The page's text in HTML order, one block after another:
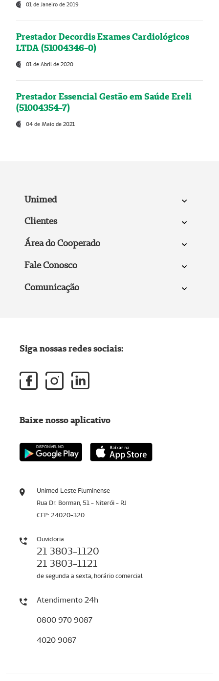
01 de Janeiro de 2019
Prestador Decordis Exames Cardiológicos
LTDA (51004346-0)
01 de Abril de 2020
Prestador Essencial Gestão em Saúde Ereli
(51004354-7)
04 de Maio de 2021
Unimed
Clientes
Área do Cooperado
Fale Conosco
Comunicação
Unimed Leste Fluminense
Rua Dr. Borman, 51 - Niterói - RJ
CEP: 24020-320
Ouvidoria
21 3803-1120
21 3803-1121
de segunda a sexta, horário comercial
Atendimento 24h
0800 970 9087
4020 9087
Siga nossas redes sociais:
Baixe nosso aplicativo